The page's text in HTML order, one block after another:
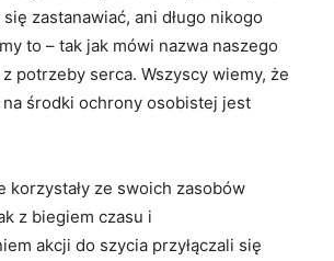
się zastanawiać, ani długo nikogo
to – tak jak mówi nazwa naszego
potrzeby serca. Wszyscy wiemy, że
środki ochrony osobistej jest
korzystały ze swoich zasobów
z biegiem czasu i
akcji do szycia przyłączali się